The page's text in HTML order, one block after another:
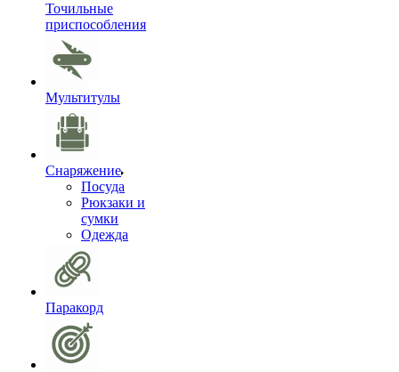
Точильные
приспособления
Мультитулы
Снаряжение
Посуда
Рюкзаки и
сумки
Одежда
Паракорд